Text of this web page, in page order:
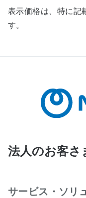
表示価格は、特に記
す。
法人のお客さ
サービス・ソリ